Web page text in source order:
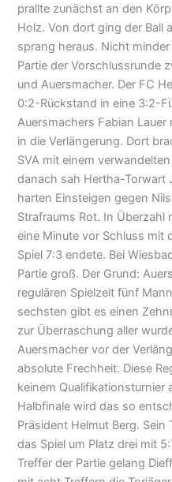
prallte zunächst an den
Holz. Von dort ging der Ball
sprang heraus. Nicht
Partie der Vorschlussrunde
und Auersmacher. Der FC
0:2-Rückstand in eine 3:2-
Auersmachers Fabian
in die Verlängerung. Dort
SVA mit einem
danach sah Hertha-Torwart
harten Einsteigen gegen
Strafraums Rot. In
eine Minute vor Schluss mit
Spiel 7:3 endete. Bei
Partie groß. Der Grund:
regulären Spielzeit fünf
sechsten gibt es einen
zur Überraschung aller
Auersmacher vor der
absolute Frechheit. Diese
keinem Qualifikationsturnier
Halbfinale wird das so
Präsident Helmut Berg.
das Spiel um Platz drei mit
Treffer der Partie gelang